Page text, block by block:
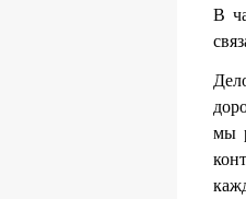
В
мы